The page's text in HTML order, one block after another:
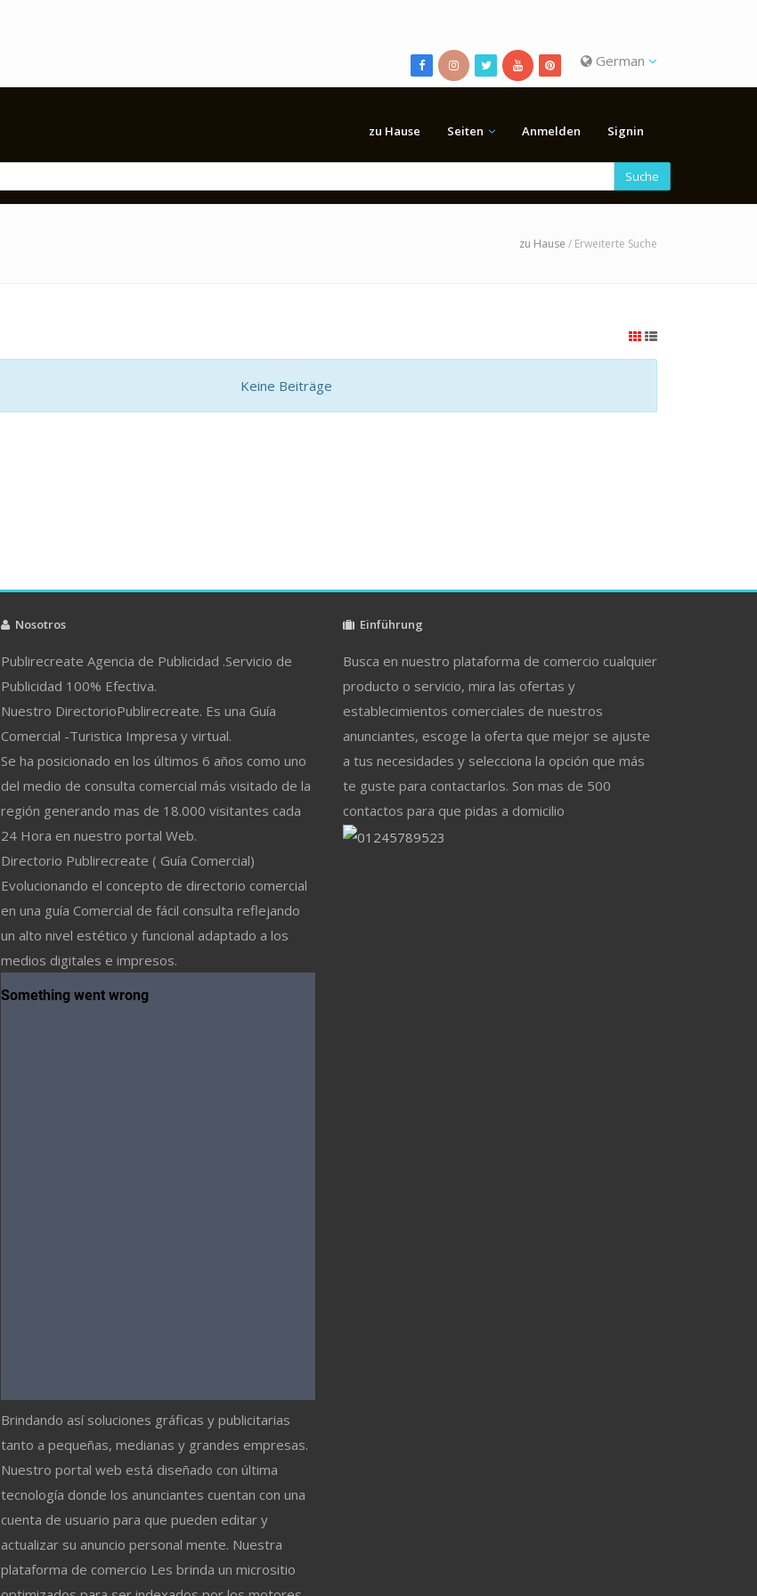
German
zu Hause Seiten Anmelden Signin
Suche
zu Hause / Erweiterte Suche
Keine Beiträge
Nosotros
Publirecreate Agencia de Publicidad .Servicio de
Publicidad 100% Efectiva.
Nuestro DirectorioPublirecreate. Es una Guía
Comercial -Turistica Impresa y virtual.
Se ha posicionado en los últimos 6 años como uno
del medio de consulta comercial más visitado de la
región generando mas de 18.000 visitantes cada
24 Hora en nuestro portal Web.
Directorio Publirecreate ( Guía Comercial)
Evolucionando el concepto de directorio comercial
en una guía Comercial de fácil consulta reflejando
un alto nivel estético y funcional adaptado a los
medios digitales e impresos.
Brindando así soluciones gráficas y publicitarias
tanto a pequeñas, medianas y grandes empresas.
Nuestro portal web está diseñado con última
tecnología donde los anunciantes cuentan con una
cuenta de usuario para que pueden editar y
actualizar su anuncio personal mente. Nuestra
plataforma de comercio Les brinda un micrositio
Einführung
Busca en nuestro plataforma de comercio cualquier
producto o servicio, mira las ofertas y
establecimientos comerciales de nuestros
anunciantes, escoge la oferta que mejor se ajuste
a tus necesidades y selecciona la opción que más
te guste para contactarlos. Son mas de 500
contactos para que pidas a domicilio